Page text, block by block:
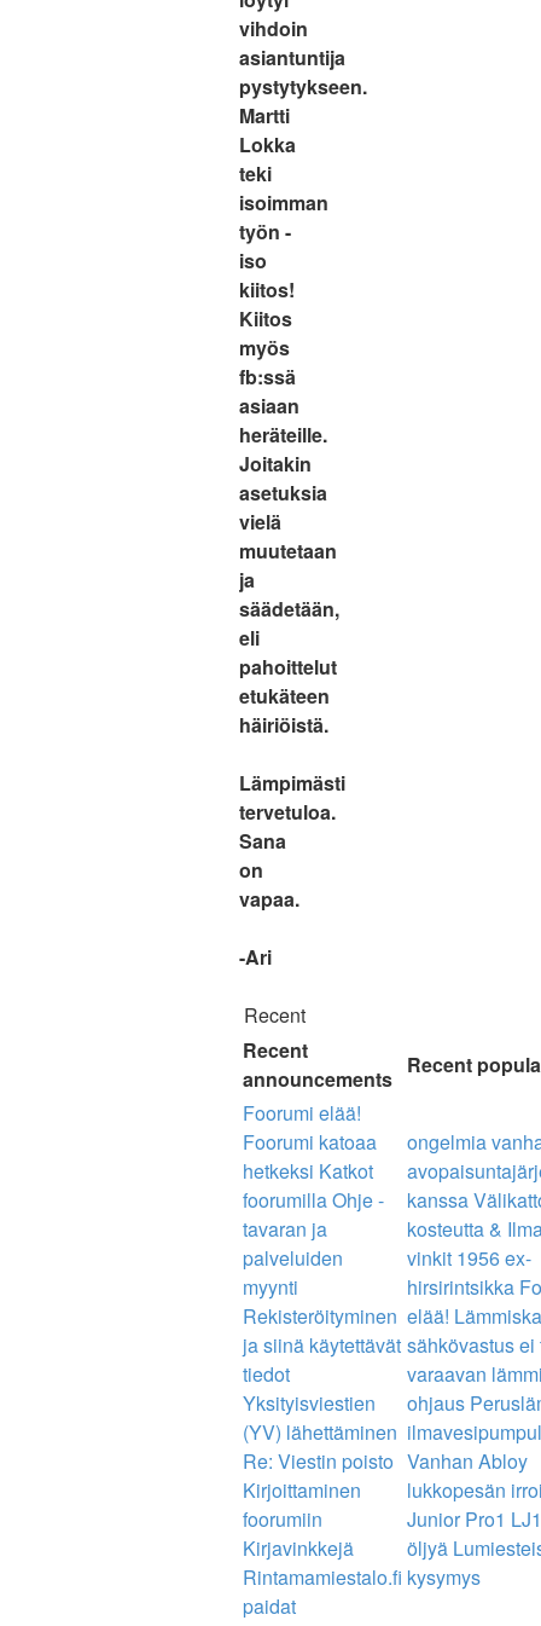
vihdoin
asiantuntija
pystytykseen.
Martti
Lokka
teki
isoimman
työn -
iso
kiitos!
Kiitos
myös
fb:ssä
asiaan
heräteille.
Joitakin
asetuksia
vielä
muutetaan
ja
säädetään,
eli
pahoittelut
etukäteen
häiriöistä.
Lämpimästi
tervetuloa.
Sana
on
vapaa.
-Ari
Recent
Recent
announcements
Recent
Foorumi elää!
Foorumi katoaa
hetkeksi Katkot
foorumillaOhje -
tavaran ja
palveluiden
myynti
Rekisteröityminen
ja siinä käytettävät
tiedot
Yksityisviestien
(YV) lähettäminen
Re: Viestin poisto
Kirjoittaminen
foorumiin
Kirjavinkkejä
Rintamamiestalo.fi
paidat
ongelmia
kanssa
kosteutta &
vinkit 1956 ex-
hirsirintsikka
elää!
sähkövastus ei
varaavan
ohjaus
Vanhan Abloy
lukkopesän
Junior Pro1
öljyä
kysymys